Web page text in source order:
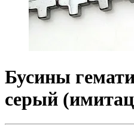
Бусины
серый